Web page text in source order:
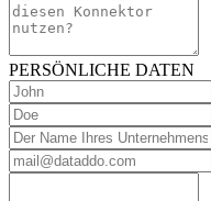
PERSÖNLICHE DATEN